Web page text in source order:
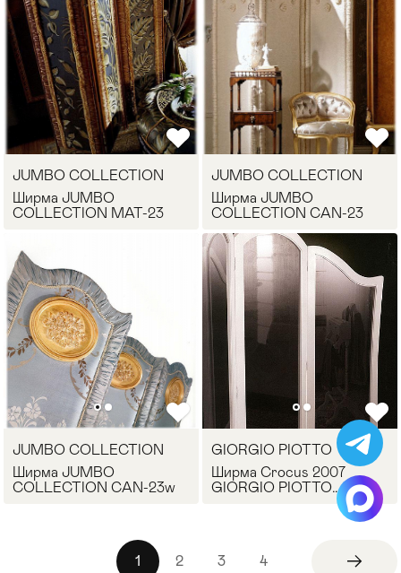
JUMBO COLLECTION
Ширма JUMBO
COLLECTION MAT-23
JUMBO COLLECTION
Ширма JUMBO
COLLECTION CAN-23
JUMBO COLLECTION
Ширма JUMBO
COLLECTION CAN-23w
GIORGIO PIOTTO
Ширма Crocus 2007
GIORGIO PIOTTO
1 2 3 4